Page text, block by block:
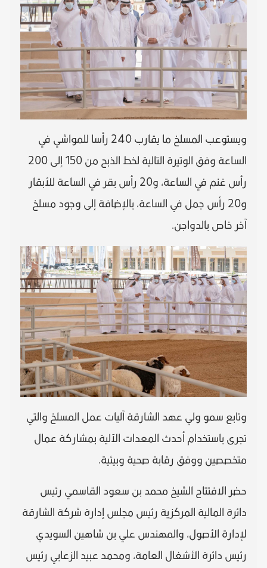
ويستوعب المسلخ ما يقارب 240 رأسا للمواشي في
الساعة وفق الوتيرة التالية لخط الذبح من 150 إلى 200
رأس غنم في الساعة، و20 رأس بقر في الساعة للأبقار
و20 رأس جمل في الساعة، بالإضافة إلى وجود مسلخ
آخر خاص بالدواجن.
وتابع سمو ولي عهد الشارقة آليات عمل المسلخ والتي
تجرى باستخدام أحدث المعدات الآلية بمشاركة عمال
متخصصين ووفق رقابة صحية وبيئية.
حضر الافتتاح الشيخ محمد بن سعود القاسمي رئيس
دائرة المالية المركزية رئيس مجلس إدارة شركة الشارقة
لإدارة الأصول، والمهندس علي بن شاهين السويدي
رئيس دائرة الأشغال العامة، ومحمد عبيد الزعابي رئيس